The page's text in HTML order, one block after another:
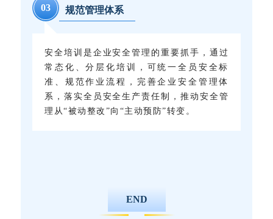
03 规范管理体系
安全培训是企业安全管理的重要抓手，通过
常态化、分层化培训，可统一全员安全标
准、规范作业流程，完善企业安全管理体
系，落实全员安全生产责任制，推动安全管
理从“被动整改”向“主动预防”转变。
END